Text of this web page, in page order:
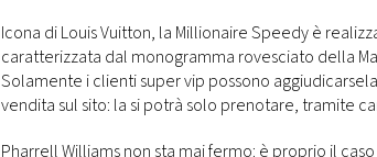
Icona di Louis Vuitton, la Millionaire Speedy è
caratterizzata dal monogramma rovesciato della
Solamente i clienti super vip possono
vendita sul sito: la si potrà solo prenotare, tramite
Pharrell Williams non sta mai fermo: è proprio il